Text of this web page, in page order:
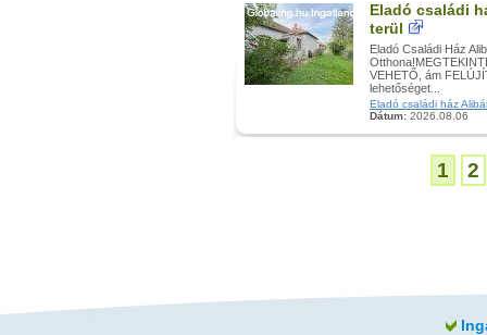
Eladó családi
terül
Eladó Családi Ház
VEHETŐ, ám
lehetőséget...
Eladó családi ház
Dátum: 2026.08.06
1 2